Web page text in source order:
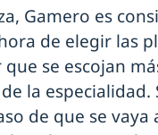
Gamero es
de elegir las
se escojan
la especialidad.
de que se